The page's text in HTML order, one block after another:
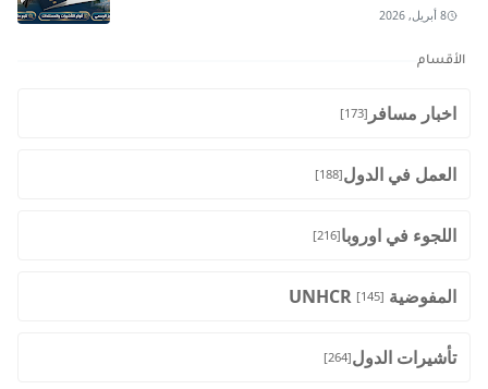
8 أبريل, 2026
الأقسام
اخبار مسافر [173]
العمل في الدول[188]
اللجوء في اوروبا[216]
المفوضية UNHCR [145]
تأشيرات الدول[264]